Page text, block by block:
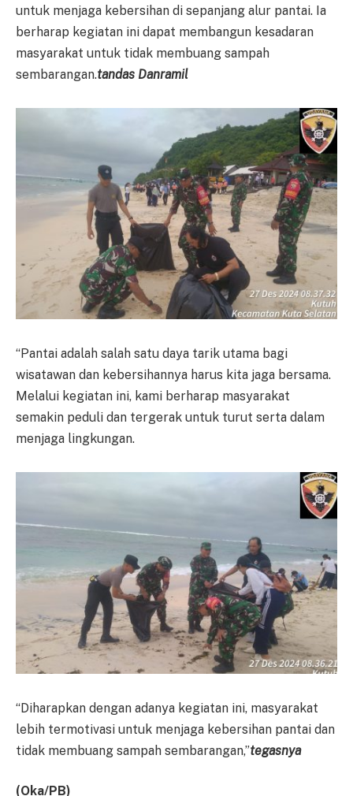
untuk menjaga kebersihan di sepanjang alur pantai. Ia
berharap kegiatan ini dapat membangun kesadaran
masyarakat untuk tidak membuang sampah
sembarangan.tandas Danramil
“Pantai adalah salah satu daya tarik utama bagi
wisatawan dan kebersihannya harus kita jaga bersama.
Melalui kegiatan ini, kami berharap masyarakat
semakin peduli dan tergerak untuk turut serta dalam
menjaga lingkungan.
“Diharapkan dengan adanya kegiatan ini, masyarakat
lebih termotivasi untuk menjaga kebersihan pantai dan
tidak membuang sampah sembarangan,”tegasnya
(Oka/PB)